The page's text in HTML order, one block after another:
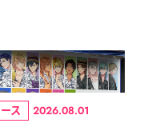
ス 2026.08.01